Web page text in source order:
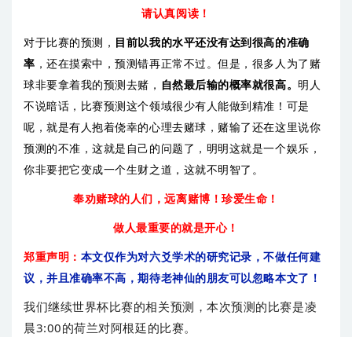
请认真阅读！
对于比赛的预测， 目前以我的水平还没有达到很高的准确
率 ，还在摸索中，预测错再正常不过。但是，很多人为了赌
球非要拿着我的预测去赌， 自然最后输的概率就很高。 明人
不说暗话，比赛预测这个领域很少有人能做到精准！可是
呢，就是有人抱着侥幸的心理去赌球，赌输了还在这里说你
预测的不准，这就是自己的问题了，明明这就是一个娱乐，
你非要把它变成一个生财之道，这就不明智了。
奉劝赌球的人们，远离赌博！珍爱生命！
做人最重要的就是开心！
郑重声明： 本文仅作为对六爻学术的研究记录，不做任何建
议，并且准确率不高，期待老神仙的朋友可以忽略本文了！
我们继续世界杯比赛的相关预测，本次预测的比赛是凌
晨3:00的荷兰对阿根廷的比赛。